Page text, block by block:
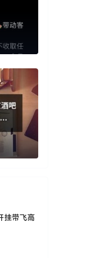
挂带飞高